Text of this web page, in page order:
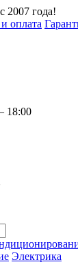
2007 года!
оплата
18:00
Электрика